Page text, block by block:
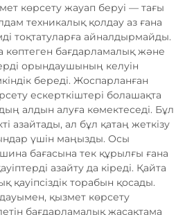
көрсету жауап беруі — тағы
техникалық қолдау аз ғана
тоқтатуларға айналдырмайды.
көптеген бағдарламалық және
орындаушының келуін
береді. Жоспарланған
ескерткіштері болашақта
алдын алуға көмектеседі. Бұл
азайтады, ал бұл қатаң жеткізу
үшін маңызды. Осы
бағасына тек құрылғы ғана
азайту да кіреді. Қайта
қауіпсіздік торабын қосады.
қызмет көрсету
бағдарламалық жасақтама